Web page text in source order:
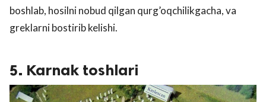
boshlab, hosilni nobud qilgan qurg’oqchilikgacha, va
greklarni bostirib kelishi.
5. Karnak toshlari